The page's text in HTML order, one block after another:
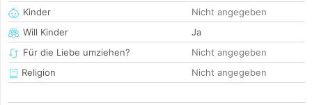
Kinder
Nicht angegeben
Will Kinder
Ja
Für die Liebe umziehen?
Nicht angegeben
Religion
Nicht angegeben